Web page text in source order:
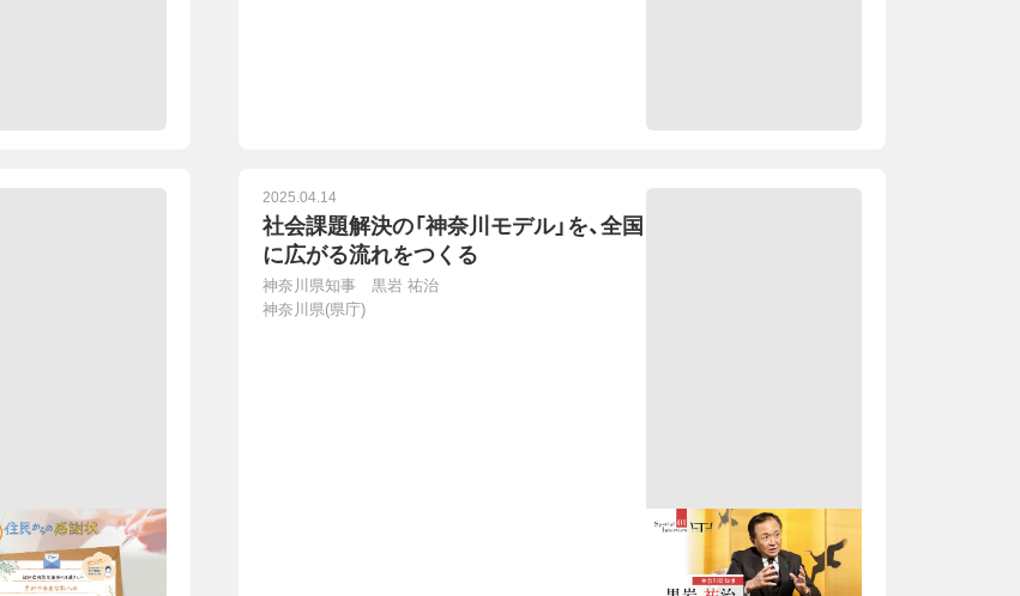
2025.04.14
社会課題解決の「神奈川モデル」を、全国
に広がる流れをつくる
神奈川県知事 黒岩 祐治
神奈川県(県庁)